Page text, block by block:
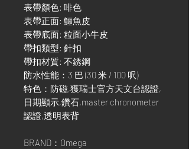
表帶顏色: 啡色
表帶正面: 鱷魚皮
表帶底面: 粒面小牛皮
帶扣類型: 針扣
帶扣材質: 不銹鋼
防水性能：3 巴 (30 米 / 100 呎)
特色：防磁,獲瑞士官方天文台認證,
日期顯示,鑽石,master chronometer
認證,透明表背
BRAND：Omega